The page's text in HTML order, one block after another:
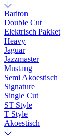
Bariton
Double Cut
Elektrisch Pakket
Heavy
Jaguar
Jazzmaster
Mustang
Semi Akoestisch
Signature
Single Cut
ST Style
T Style
Akoestisch